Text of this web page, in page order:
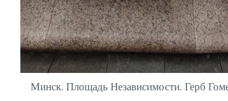
Минск. Площадь Независимости. Герб